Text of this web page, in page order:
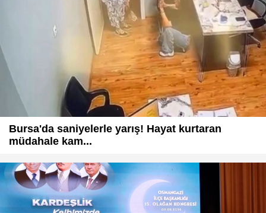
Bursa'da saniyelerle yarış! Hayat kurtaran
müdahale kam...